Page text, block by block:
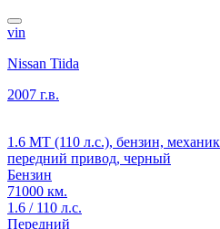
vin
Nissan Tiida
2007 г.в.
1.6 MT (110 л.с.), бензин,
передний привод, черный
Бензин
71000 км.
1.6 / 110 л.с.
Передний